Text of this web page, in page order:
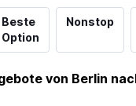
Beste
Option
Nonstop
von Berlin